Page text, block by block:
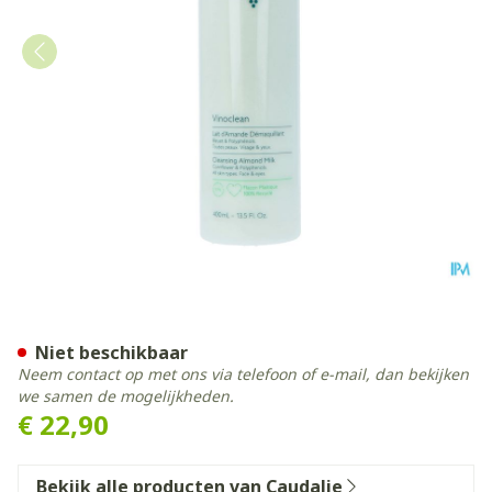
€ 22,90
Niet beschikbaar
Neem contact op met ons via telefoon of e-mail, dan bekijken
we samen de mogelijkheden.
Bekijk alle producten van Caudalie